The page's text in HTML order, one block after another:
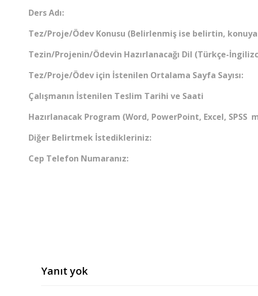
Ders Adı:
Tez/Proje/Ödev Konusu (Belirlenmiş ise belirtin,
Tezin/Projenin/Ödevin Hazırlanacağı Dil (Türkçe-
Tez/Proje/Ödev için İstenilen Ortalama Sayfa Sayısı:
Çalışmanın İstenilen Teslim Tarihi ve Saati
Hazırlanacak Program (Word, PowerPoint, Excel, SPSS
Diğer Belirtmek İstedikleriniz:
Cep Telefon Numaranız:
Yanıt yok